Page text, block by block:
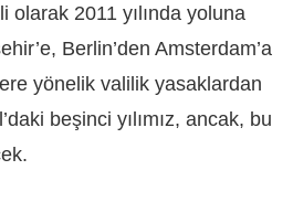
2011 yılında yoluna
Berlin’den Amsterdam’a
yönelik valilik yasaklardan
beşinci yılımız, ancak, bu